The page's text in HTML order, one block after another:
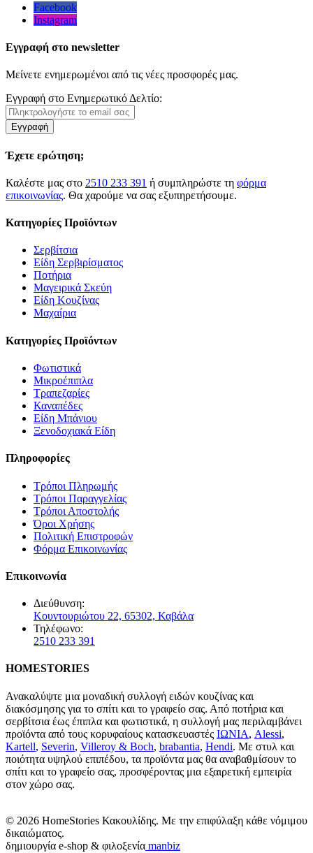
Facebook
Instagram
Εγγραφή στο newsletter
Μείνετε ενημερωμένοι από τις νέες προσφορές μας.
Εγγραφή στο Ενημερωτικό Δελτίο:
Εγγραφή
Έχετε ερώτηση;
Καλέστε μας στο 2510 233 391 ή συμπληρώστε τη φόρμα
επικοινωνίας. Θα χαρούμε να σας εξυπηρετήσουμε.
Κατηγορίες Προϊόντων
Σερβίτσια
Είδη Σερβιρίσματος
Ποτήρια
Μαγειρικά Σκεύη
Είδη Κουζίνας
Μαχαίρια
Κατηγορίες Προϊόντων
Φωτιστικά
Μικροέπιπλα
Τραπεζαρίες
Καναπέδες
Είδη Μπάνιου
Ξενοδοχιακά Είδη
Πληροφορίες
Τρόποι Πληρωμής
Τρόποι Παραγγελίας
Τρόποι Αποστολής
Όροι Χρήσης
Πολιτική Επιστροφών
Φόρμα Επικοινωνίας
Επικοινωνία
Διεύθυνση:
Κουντουριώτου 22, 65302, Καβάλα
Τηλέφωνο:
2510 233 391
HOMESTORIES
Ανακαλύψτε μια μοναδική συλλογή ειδών κουζίνας και
διακόσμησης για το σπίτι και το γραφείο σας. Από ποτήρια και
σερβίτσια έως έπιπλα και φωτιστικά, η συλλογή μας περιλαμβάνει
προϊόντα από τους κορυφαίους κατασκευαστές ΙΩΝΙΑ, Alessi,
Kartell, Severin, Villeroy & Boch, brabantia, Hendi. Με στυλ και
ποιότητα υψηλού επιπέδου, τα προϊόντα μας θα αναβαθμίσουν το
σπίτι και το γραφείο σας, προσφέροντας μια εξαιρετική εμπειρία
στον χώρο σας.
© 2026 HomeStories Κακουλίδης. Με την επιφύλαξη κάθε νόμιμου
δικαιώματος.
δημιουργία e-shop & φιλοξενία manbiz